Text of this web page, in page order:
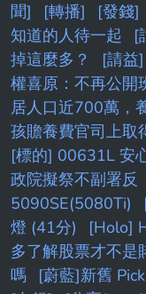
聞]
[轉播] [發錢]
知道的人待一起
[
掉這麼多？
[請益
權喜原：不再公開
居人口近700萬，
孩贍養費官司上取
[標的] 00631L 安
政院擬祭不副署反
5090SE(5080Ti)
燈 (41分)
[Holo]
多了解股票才不是
嗎
[蔚藍]新舊